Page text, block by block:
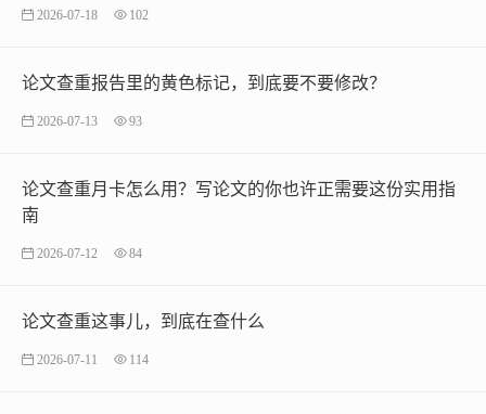
2026-07-18 102
论文查重报告里的黄色标记，到底要不要修改？
2026-07-13 93
论文查重月卡怎么用？写论文的你也许正需要这份实用指
南
2026-07-12 84
论文查重这事儿，到底在查什么
2026-07-11 114